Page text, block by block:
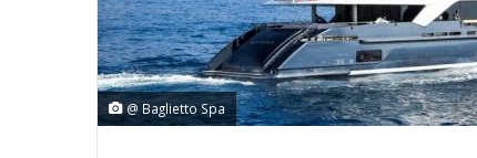
@ Baglietto Spa